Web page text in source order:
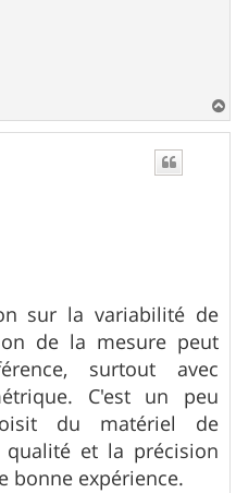
a
sur la variabilité de
de la mesure peut
surtout avec
C'est un peu
du matériel de
et la précision
bonne expérience.